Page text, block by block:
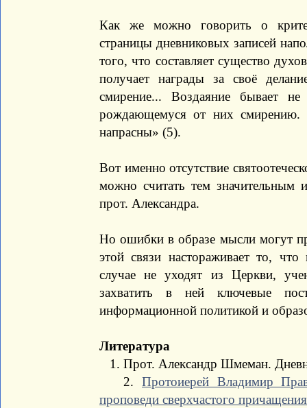
Как же можно говорить о
страницы дневниковых записей
того, что составляет существо
получает награды за своё
смирение... Воздаяние бывает
рождающемуся от них смирению.
напрасны» (5).
Вот именно отсутствие
можно считать тем значительным
прот. Александра.
Но ошибки в образе мысли могут
этой связи настораживает то,
случае не уходят из Церкви,
захватить в ней ключевые
информационной политикой и
Литература
1. Прот. Александр Шмеман.
2. Протоиерей Владимир
проповеди сверхчастого причащения